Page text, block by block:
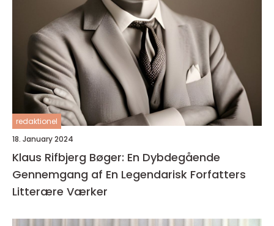
redaktionel
18. January 2024
Klaus Rifbjerg Bøger: En Dybdegående
Gennemgang af En Legendarisk Forfatters
Litterære Værker